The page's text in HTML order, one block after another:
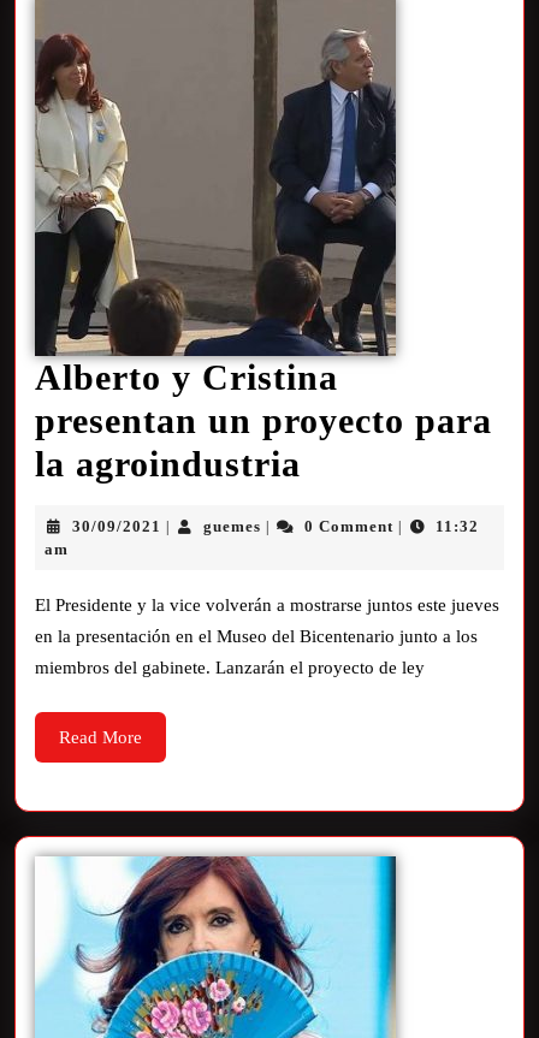
Alberto y Cristina
presentan un proyecto para
la agroindustria
30/09/2021 guemes 0 Comment
11:32
am
El Presidente y la vice volverán a mostrarse juntos este jueves
en la presentación en el Museo del Bicentenario junto a los
miembros del gabinete. Lanzarán el proyecto de ley
Read More